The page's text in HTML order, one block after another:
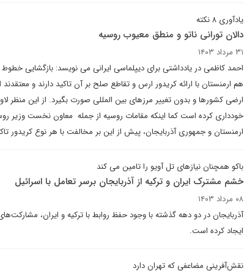
یادآوری ۸ نکته
دالان تورانی ناتو و منطق معیوب روسیه
۳۱ مرداد ۱۴۰۳
احمد کاظمی در یادداشتی برای دیپلماسی ایرانی می نویسد: بازگشایی
هم ارمنستان با ارائه کریدور ارس و تقاطع صلح بر آن تاکید دارند و
ارضی کشورها و بدون تغییر مرزهای بین المللی صورت بگیرد. از این منظر
خودداری کرده است کما اینکه مقامات روسیه از جمله معاون نخست وزیر
ارمنستان و جمهوری آذربایجان، پیش از این بر مخالفت با هر نوع کریدور
باکو همچنان نیازهای تل آویو را تامین می کند
خشم مشترک ایران و ترکیه از آذربایجان برسر تعامل با اسرائیل
۰۸ مرداد ۱۴۰۳
آذربایجان در دو دهه گذشته با وجود حفظ روابط با ترکیه و ایران،
ایجاد کرده است.
نقش‌آفرینی مضاعفی که تهران دارد